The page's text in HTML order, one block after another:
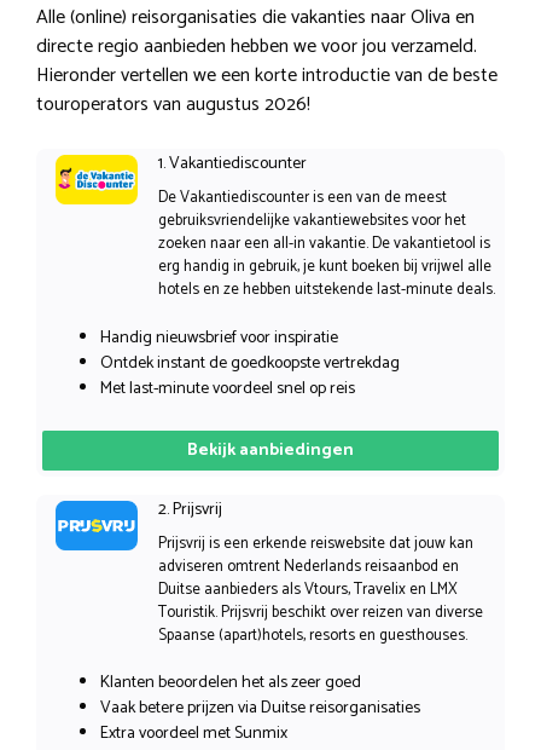
Alle (online) reisorganisaties die vakanties naar Oliva en
directe regio aanbieden hebben we voor jou verzameld.
Hieronder vertellen we een korte introductie van de beste
touroperators van augustus 2026!
1. Vakantiediscounter
De Vakantiediscounter is een van de meest
gebruiksvriendelijke vakantiewebsites voor het
zoeken naar een all-in vakantie. De vakantietool is
erg handig in gebruik, je kunt boeken bij vrijwel alle
hotels en ze hebben uitstekende last-minute deals.
Handig nieuwsbrief voor inspiratie
Ontdek instant de goedkoopste vertrekdag
Met last-minute voordeel snel op reis
Bekijk aanbiedingen
2. Prijsvrij
Prijsvrij is een erkende reiswebsite dat jouw kan
adviseren omtrent Nederlands reisaanbod en
Duitse aanbieders als Vtours, Travelix en LMX
Touristik. Prijsvrij beschikt over reizen van diverse
Spaanse (apart)hotels, resorts en guesthouses.
Klanten beoordelen het als zeer goed
Vaak betere prijzen via Duitse reisorganisaties
Extra voordeel met Sunmix